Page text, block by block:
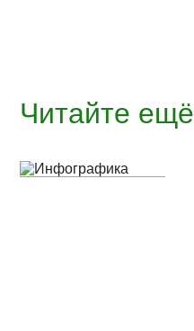
Читайте ещё